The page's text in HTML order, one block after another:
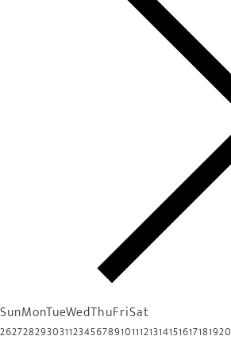
SunMonTueWedThuFriSat
2627282930311234567891011121314151617181920